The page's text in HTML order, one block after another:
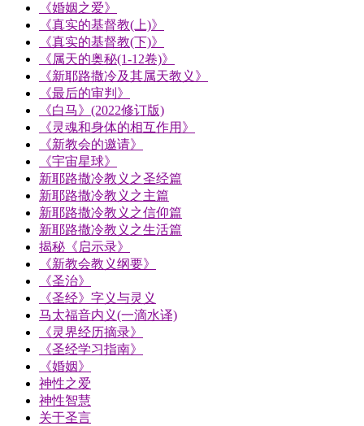
《婚姻之爱》
《真实的基督教(上)》
《真实的基督教(下)》
《属天的奥秘(1-12卷)》
《新耶路撒冷及其属天教义》
《最后的审判》
《白马》(2022修订版)
《灵魂和身体的相互作用》
《新教会的邀请》
《宇宙星球》
新耶路撒冷教义之圣经篇
新耶路撒冷教义之主篇
新耶路撒冷教义之信仰篇
新耶路撒冷教义之生活篇
揭秘《启示录》
《新教会教义纲要》
《圣治》
《圣经》字义与灵义
马太福音内义(一滴水译)
《灵界经历摘录》
《圣经学习指南》
《婚姻》
神性之爱
神性智慧
关于圣言